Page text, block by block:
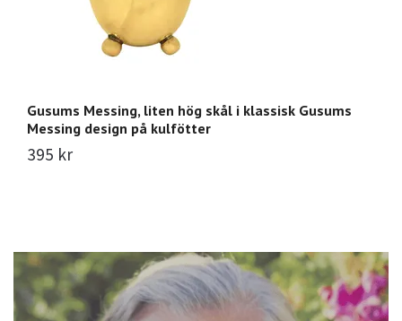
Gusums Messing, liten hög skål i klassisk Gusums
Messing design på kulfötter
395 kr